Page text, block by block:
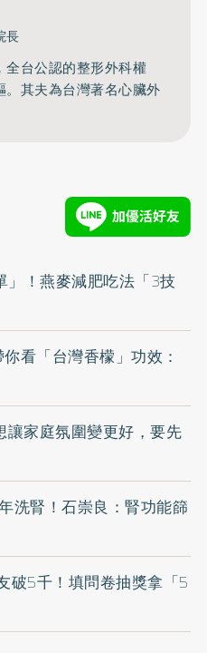
長
台公認的整形外科權
其夫為台灣著名心臟外
」！燕麥減肥吃法「3技
看「台灣香檬」功效：
家庭氛圍變更好，要先
洗腎！石崇良：腎功能篩
破5千！填問卷抽獎拿「5